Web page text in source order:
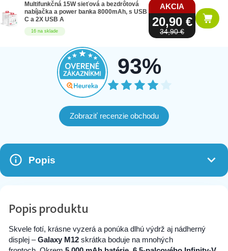
16 na sklade
Multifunkčná 15W sieťová a bezdrôtová
nabíjačka a power banka 8000mAh, s USB
C a 2X USB A
AKCIA
20,90 €
34,90 €
93%
Zobraziť recenzie obchodu
Popis
Popis produktu
Skvele fotí, krásne vyzerá a ponúka dlhú výdrž aj nádherný
displej –Galaxy M12skrátka boduje na mnohých